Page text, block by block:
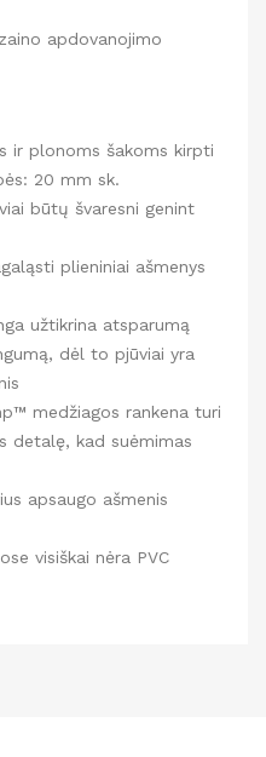
apdovanojimo
ir plonoms šakoms kirpti
20 mm sk.
būtų švaresni genint
plieniniai ašmenys
užtikrina atsparumą
dėl to pjūviai yra
medžiagos rankena turi
detalę, kad suėmimas
apsaugo ašmenis
visiškai nėra PVC